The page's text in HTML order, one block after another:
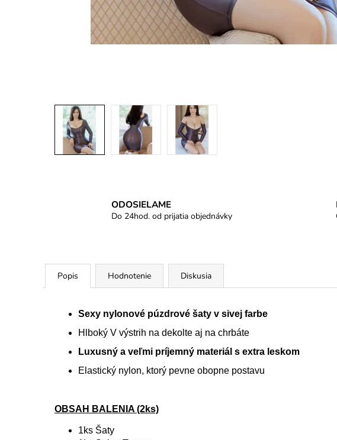
ODOSIELAME
Do 24hod. od prijatia objednávky
Popis Hodnotenie Diskusia
Sexy nylonové púzdrové šaty v sivej farbe
Hlboký V výstrih na dekolte aj na chrbáte
Luxusný a veľmi príjemný materiál s extra leskom
Elastický nylon, ktorý pevne obopne postavu
OBSAH BALENIA (2ks)
1ks Šaty